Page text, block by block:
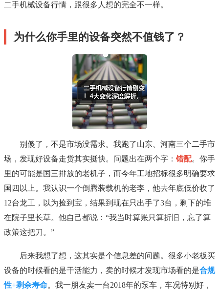
二手机械设备行情，跟很多人想的完全不一样。
为什么你手里的设备突然不值钱了？
别傻了，不是市场没需求。我跑了山东、河南三个二手市
场，发现好设备走货其实挺快。问题出在两个字： 错配。你手
里的可能是国三排放的老机子，而今年工地招标很多明确要求
国四以上。我认识一个倒腾装载机的老李，他去年底低价收了
12台龙工，以为捡到宝，结果到现在只出手了3台，剩下的堆
在院子里长草。他自己都说：“我当时算账只算折旧，忘了算
政策这把刀。”
后来我想了想，这其实是个信息差的问题。很多小老板买
设备的时候看的是干活能力，卖的时候才发现市场看的是合规
性+剩余寿命。我一朋友卖一台2018年的泵车，车况特别好，